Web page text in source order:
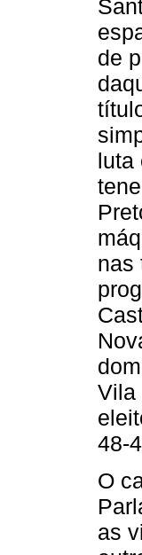
de
luta
nas
Vila
48-
O
as